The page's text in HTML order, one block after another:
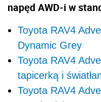
napęd AWD-i w
Toyota RAV4
Dynamic Grey
Toyota RAV4
tapicerką i
Toyota RAV4